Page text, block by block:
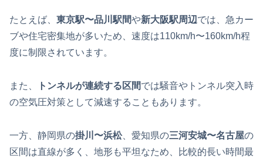
たとえば、 東京駅〜品川駅間や新大阪駅周辺では、急カー
ブや住宅密集地が多いため、速度は110km/h〜160km/h程
度に制限されています。
また、 トンネルが連続する区間では騒音やトンネル突入時
の空気圧対策として減速することもあります。
一方、静岡県の掛川〜浜松、愛知県の三河安城〜名古屋の
区間は直線が多く、地形も平坦なため、比較的長い時間最